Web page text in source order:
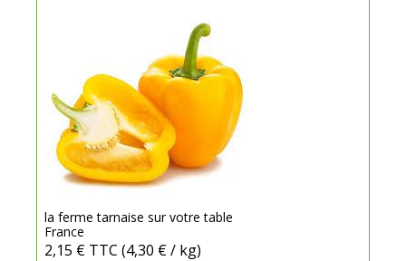
la ferme tarnaise sur votre table
France
2,15 € TTC (4,30 € / kg)